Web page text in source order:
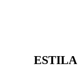
ESTILA